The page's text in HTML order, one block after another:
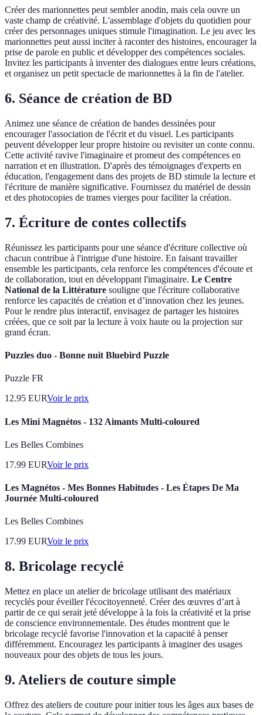
Créer des marionnettes peut sembler anodin, mais cela ouvre un
vaste champ de créativité. L'assemblage d'objets du quotidien pour
créer des personnages uniques stimule l'imagination. Le jeu avec les
marionnettes peut aussi inciter à raconter des histoires, encourager la
prise de parole en public et développer des compétences sociales.
Invitez les participants à inventer des dialogues entre leurs créations,
et organisez un petit spectacle de marionnettes à la fin de l'atelier.
6. Séance de création de BD
Animez une séance de création de bandes dessinées pour
encourager l'association de l'écrit et du visuel. Les participants
peuvent développer leur propre histoire ou revisiter un conte connu.
Cette activité ravive l'imaginaire et promeut des compétences en
narration et en illustration. D'après des témoignages d'experts en
éducation, l'engagement dans des projets de BD stimule la lecture et
l'écriture de manière significative. Fournissez du matériel de dessin
et des photocopies de trames vierges pour faciliter la création.
7. Écriture de contes collectifs
Réunissez les participants pour une séance d'écriture collective où
chacun contribue à l'intrigue d'une histoire. En faisant travailler
ensemble les participants, cela renforce les compétences d'écoute et
de collaboration, tout en développant l'imaginaire. Le Centre
National de la Littérature souligne que l'écriture collaborative
renforce les capacités de création et d’innovation chez les jeunes.
Pour le rendre plus interactif, envisagez de partager les histoires
créées, que ce soit par la lecture à voix haute ou la projection sur
grand écran.
Puzzles duo - Bonne nuit Bluebird Puzzle
Puzzle FR
12.95 EURVoir le prix
Les Mini Magnétos - 132 Aimants Multi-coloured
Les Belles Combines
17.99 EURVoir le prix
Les Magnétos - Mes Bonnes Habitudes - Les Étapes De Ma
Journée Multi-coloured
Les Belles Combines
17.99 EURVoir le prix
8. Bricolage recyclé
Mettez en place un atelier de bricolage utilisant des matériaux
recyclés pour éveiller l'écocitoyenneté. Créer des œuvres d’art à
partir de ce qui serait jeté développe à la fois la créativité et la prise
de conscience environnementale. Des études montrent que le
bricolage recyclé favorise l'innovation et la capacité à penser
différemment. Encouragez les participants à imaginer des usages
nouveaux pour des objets de tous les jours.
9. Ateliers de couture simple
Offrez des ateliers de couture pour initier tous les âges aux bases de